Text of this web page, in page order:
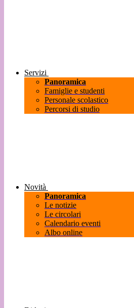
Servizi
Panoramica
Famiglie e studenti
Personale scolastico
Percorsi di studio
Novità
Panoramica
Le notizie
Le circolari
Calendario eventi
Albo online